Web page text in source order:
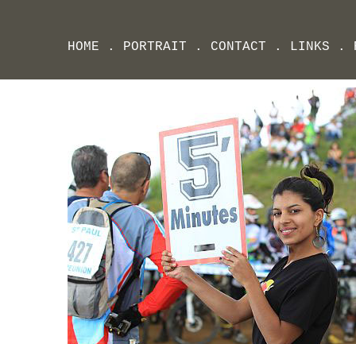
HOME . PORTRAIT . CONTACT . LINKS .